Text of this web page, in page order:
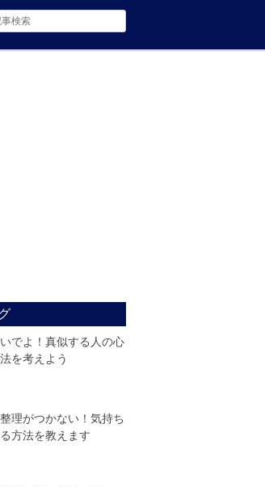
でよ！真似する人の心
を考えよう
理がつかない！気持ち
方法を教えます